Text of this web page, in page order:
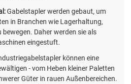
Gabelstapler werden gebaut, um
in Branchen wie Lagerhaltung,
Daher werden sie als
eingestuft.
können eine
- vom Heben kleiner Paletten
Güter in rauen Außenbereichen.